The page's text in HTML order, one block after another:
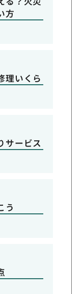
方
理いくら
サービス
う